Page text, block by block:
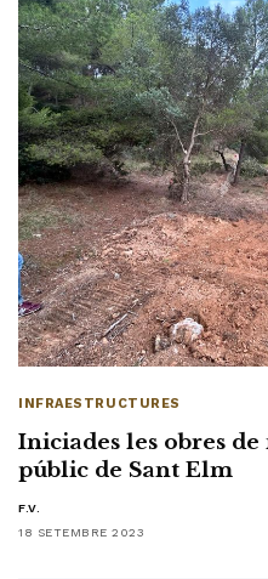
INFRAESTRUCTURES
Iniciades les obres
públic de Sant Elm
F.V.
18 SETEMBRE 2023